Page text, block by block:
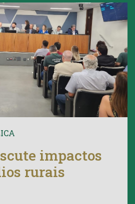
impactos
rurais